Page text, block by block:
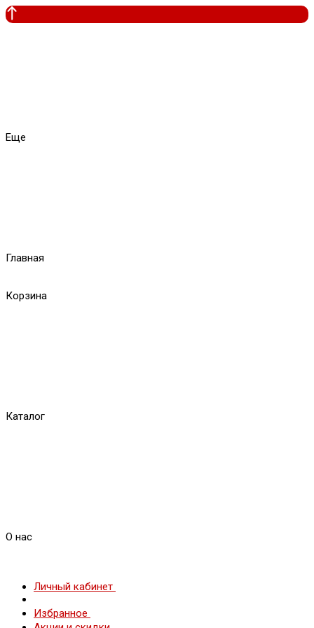
Еще
Главная
Корзина
Каталог
О нас
Личный кабинет
Избранное